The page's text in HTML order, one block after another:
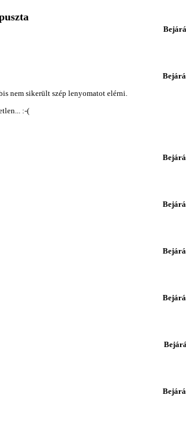
nem sikerült szép lenyomatot elérni.
:-(